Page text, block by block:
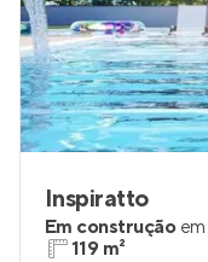
Inspiratto
Em construção em
119 m²